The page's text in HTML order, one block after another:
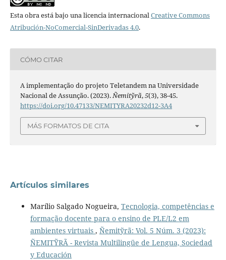
Esta obra está bajo una licencia internacionalCreative Commons
Atribución-NoComercial-SinDerivadas 4.0.
CÓMO CITAR
A implementação do projeto Teletandem na Universidade
Nacional de Assunção. (2023).Ñemitỹrã,5(3), 38-45.
https://doi.org/10.47133/NEMITYRA20232d12-3A4
MÁS FORMATOS DE CITA
Artículos similares
Marílio Salgado Nogueira, Tecnologia, competências e
formação docente para o ensino de PLE/L2 em
ambientes virtuais , Ñemitỹrã: Vol. 5 Núm. 3 (2023):
ÑEMITỸRÃ - Revista Multilingüe de Lengua, Sociedad
y Educación